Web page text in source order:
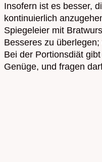
Insofern ist es besser,
kontinuierlich
Spiegeleier mit
Besseres zu
Bei der Portionsdiät
Genüge, und fragen